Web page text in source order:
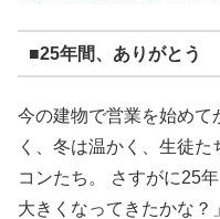
■25年間、ありがとう
今の建物で営業を始めて
く、冬は温かく、生徒
コンたち。 さすがに25
大きくなってきたかな？